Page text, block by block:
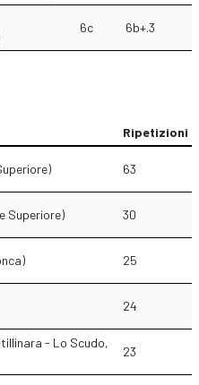
6c 6b+.3
Ripetizioni
63
Superiore) 30
25
24
- Lo Scudo,
23